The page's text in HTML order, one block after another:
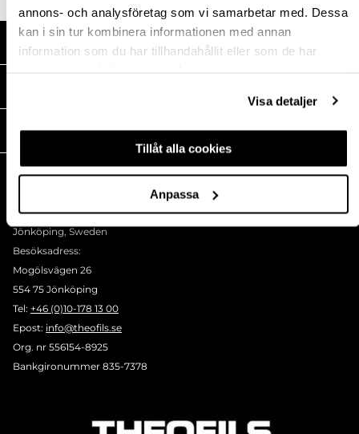
annons- och analysföretag som vi samarbetar med. Dessa
kan i sin tur kombinera informationen med annan
information som du har tillhandahållit eller som de har
Visa detaljer
Tillåt alla cookies
Anpassa
THEOFILS
BOX 1009 551 11
Jönköping, Sweden
Besöksadress:
Mogölsvägen 26
554 75 Jönköping
Tel: +46 (0)10-178 13 00
Epost: info@theofils.se
Org. nr 556154-8925
Bankgironummer 835-7378